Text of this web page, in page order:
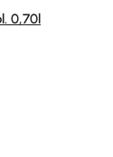
Sternen
0,70l